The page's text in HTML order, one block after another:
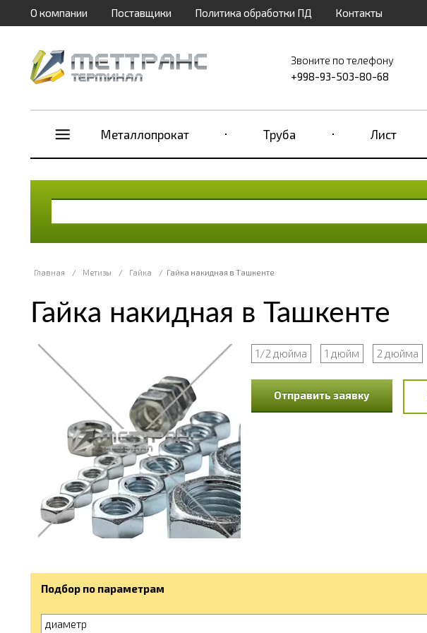
О компании Поставщики Политика обработки ПД Контакты
Звоните по телефону
+998-93-503-80-68
Металлопрокат Труба Лист
Главная / Метизы / Гайка / Гайка накидная в Ташкенте
Гайка накидная в Ташкенте
1/2 дюйма 1 дюйм 2 дюйма
Отправить заявку
Подбор по параметрам
диаметр